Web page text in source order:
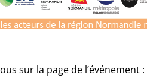
sur la page de l’événement :